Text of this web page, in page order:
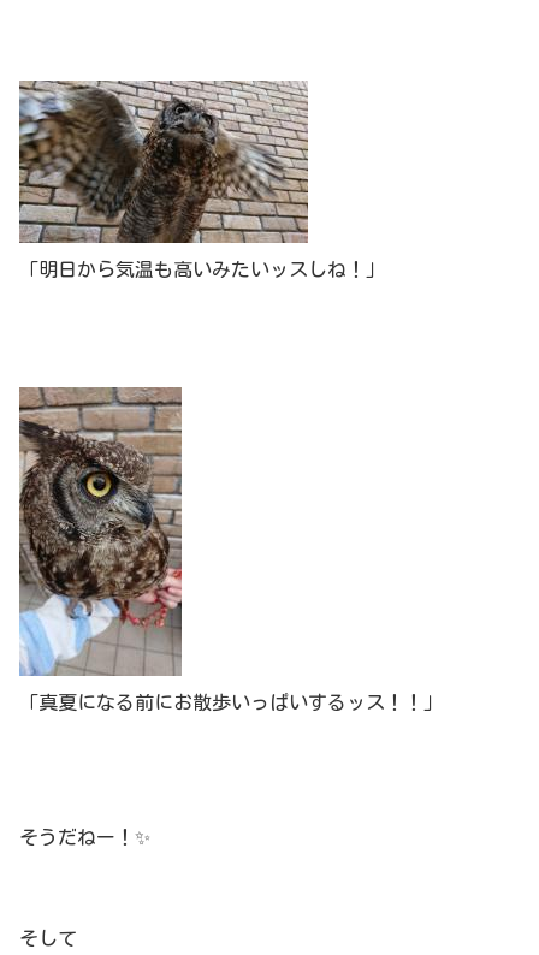
「明日から気温も高いみたいッスしね！」
「真夏になる前にお散歩いっぱいするッス！！」
そうだねー！✨
そして